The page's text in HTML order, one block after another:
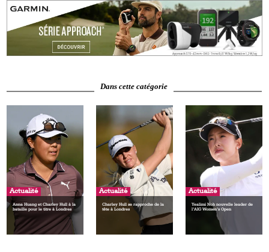
Dans cette catégorie
Actualité
Anna Huang et Charley Hull à la
bataille pour le titre à Londres
Actualité
Charley Hull se rapproche de la
tête à Londres
Actualité
Yealimi Noh nouvelle leader de
l’AIG Women’s Open